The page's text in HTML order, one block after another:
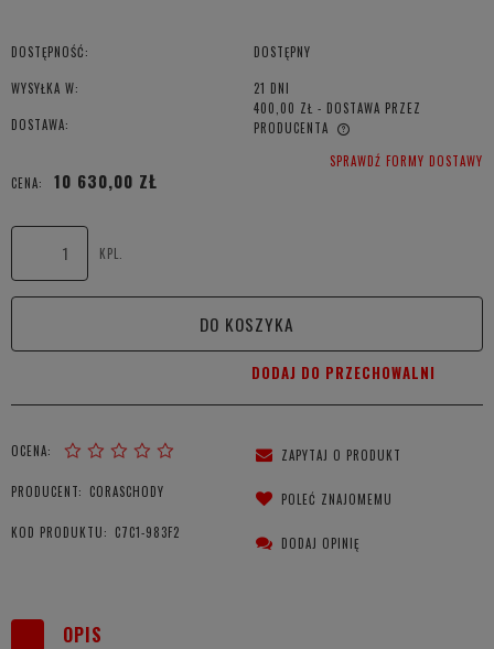
DOSTĘPNOŚĆ: DOSTĘPNY
WYSYŁKA W: 21 DNI
DOSTAWA:
400,00 ZŁ - DOSTAWA PRZEZ
PRODUCENTA
CENA NIE ZAWIERA EWENTUALNYCH KOSZTÓW PŁATNOŚCISPRAWDŹ FORMY DOSTAWY
CENA:
10 630,00 ZŁ
KPL.
DO KOSZYKA
DODAJ DO PRZECHOWALNI
OCENA:
PRODUCENT: CORASCHODY
KOD PRODUKTU: C7C1-983F2
ZAPYTAJ O PRODUKT
POLEĆ ZNAJOMEMU
DODAJ OPINIĘ
OPIS